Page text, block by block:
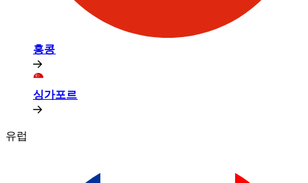
홍콩​​
싱가포르​​
유럽​​